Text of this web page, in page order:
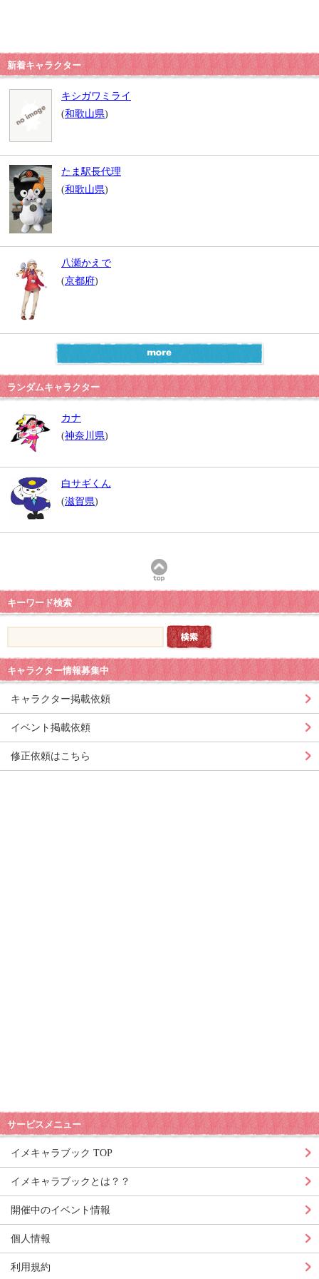
新着キャラクター
キシガワミライ
(和歌山県)
たま駅長代理
(和歌山県)
八瀬かえで
(京都府)
ランダムキャラクター
カナ
(神奈川県)
白サギくん
(滋賀県)
キーワード検索
キャラクター情報募集中
キャラクター掲載依頼
イベント掲載依頼
修正依頼はこちら
サービスメニュー
イメキャラブック TOP
イメキャラブックとは？？
開催中のイベント情報
個人情報
利用規約